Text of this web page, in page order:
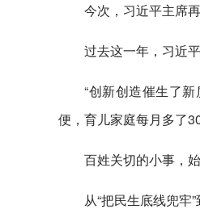
今次，习近平主席
过去这一年，习近
“创新创造催生了
便，育儿家庭每月多了
百姓关切的小事，
从“把民生底线兜牢